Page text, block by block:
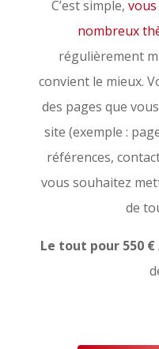
C’est simple,
nombreux
régulièrement
convient le mieux.
des pages que
site (exemple :
références,
vous souhaitez
de
Le tout pour 550 €